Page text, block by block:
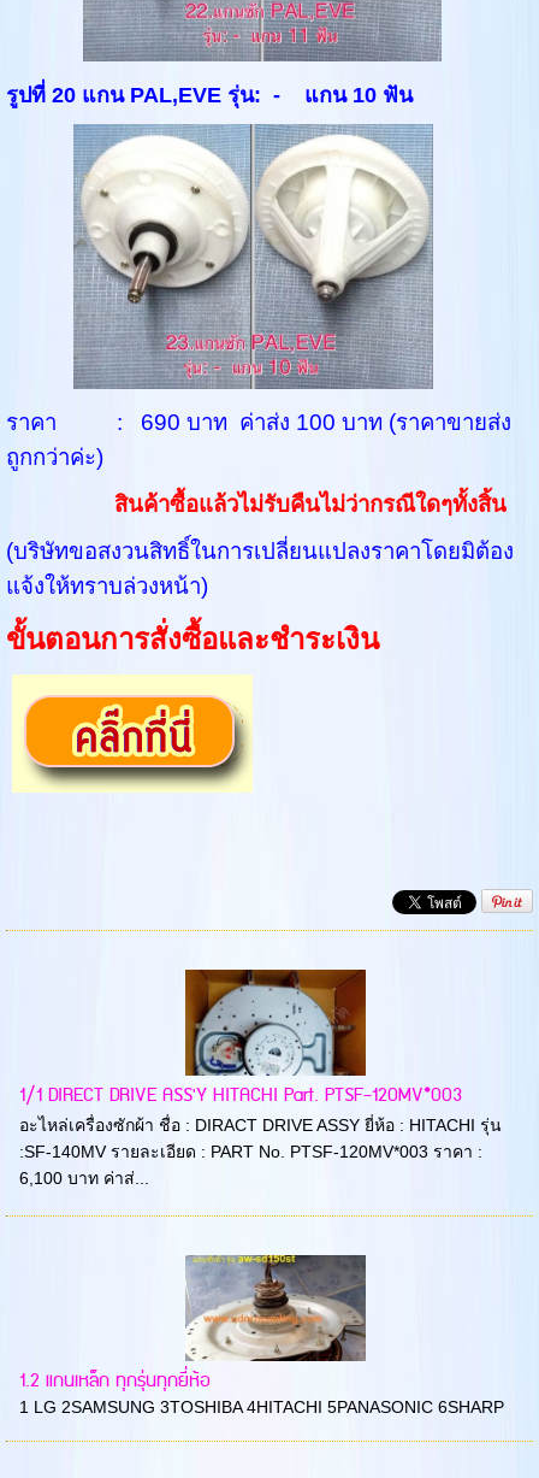
รูปที่ 20 แกน PAL,EVE รุ่น: - แกน 10 ฟัน
ราคา : 690 บาท ค่าส่ง 100 บาท (ราคาขายส่ง
ถูกกว่าค่ะ)
สินค้าซื้อแล้วไม่รับคืนไม่ว่ากรณีใดๆทั้งสิ้น
(บริษัทขอสงวนสิทธิ์ในการเปลี่ยนแปลงราคาโดยมิต้อง
แจ้งให้ทราบล่วงหน้า)
ขั้นตอนการสั่งซื้อและชำระเงิน
1/1 DIRECT DRIVE ASS'Y HITACHI Part. PTSF-120MV*003
อะไหล่เครื่องซักผ้า ชื่อ : DIRACT DRIVE ASSY ยี่ห้อ : HITACHI รุ่น
:SF-140MV รายละเอียด : PART No. PTSF-120MV*003 ราคา :
6,100 บาท ค่าส่...
1.2 แกนเหล็ก ทุกรุ่นทุกยี่ห้อ
1 LG 2SAMSUNG 3TOSHIBA 4HITACHI 5PANASONIC 6SHARP